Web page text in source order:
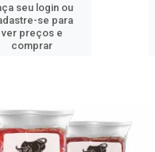
seu login ou
se para
ver preços e
comprar